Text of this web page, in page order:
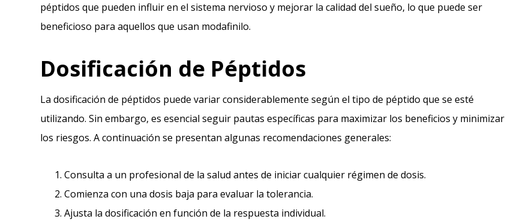
péptidos que pueden influir en el sistema nervioso y mejorar la calidad del sueño, lo que puede ser
beneficioso para aquellos que usan modafinilo.
Dosificación de Péptidos
La dosificación de péptidos puede variar considerablemente según el tipo de péptido que se esté
utilizando. Sin embargo, es esencial seguir pautas específicas para maximizar los beneficios y minimizar
los riesgos. A continuación se presentan algunas recomendaciones generales:
Consulta a un profesional de la salud antes de iniciar cualquier régimen de dosis.
Comienza con una dosis baja para evaluar la tolerancia.
Ajusta la dosificación en función de la respuesta individual.